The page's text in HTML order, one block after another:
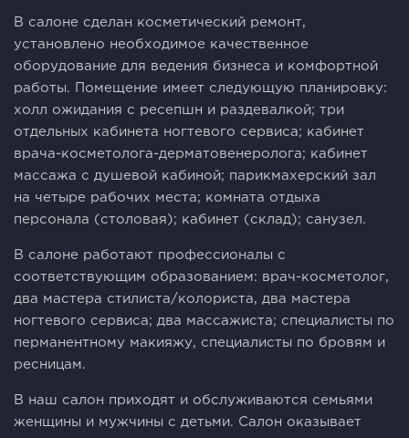
В салоне сделан косметический ремонт,
установлено необходимое качественное
оборудование для ведения бизнеса и комфортной
работы. Помещение имеет следующую планировку:
холл ожидания с ресепшн и раздевалкой; три
отдельных кабинета ногтевого сервиса; кабинет
врача-косметолога-дерматовенеролога; кабинет
массажа с душевой кабиной; парикмахерский зал
на четыре рабочих места; комната отдыха
персонала (столовая); кабинет (склад); санузел.
В салоне работают профессионалы с
соответствующим образованием: врач-косметолог,
два мастера стилиста/колориста, два мастера
ногтевого сервиса; два массажиста; специалисты по
перманентному макияжу, специалисты по бровям и
ресницам.
В наш салон приходят и обслуживаются семьями
женщины и мужчины с детьми. Салон оказывает